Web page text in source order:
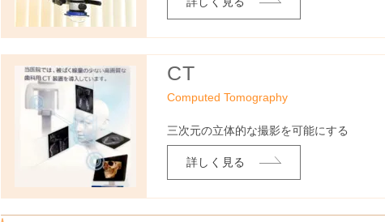
CT
Computed Tomography
三次元の立体的な撮影を可能にする
詳しく見る